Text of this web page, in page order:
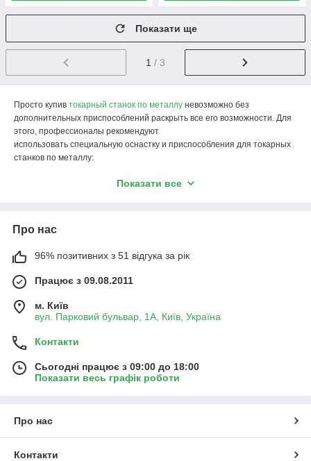
Показати ще
1 / 3
Просто купив токарный станок по металлу невозможно без
дополнительных приспособлений раскрыть все его возможности. Для
этого, профессионалы рекомендуют
использовать специальную оснастку и приспособления для токарных
станков по металлу:
хомутики токарные
консультацию по выбору токарного станка по металлу и
дополнительной оснастки, а также можете купить интересующее Вас
оборудование и инструмент.
Показати все
Про нас
96% позитивних з 51 відгука за рік
Працює з 09.08.2011
м. Київ
вул. Парковий бульвар, 1А, Київ, Україна
Контакти
Сьогодні працює з 09:00 до 18:00
Показати весь графік роботи
Про нас
Контакти